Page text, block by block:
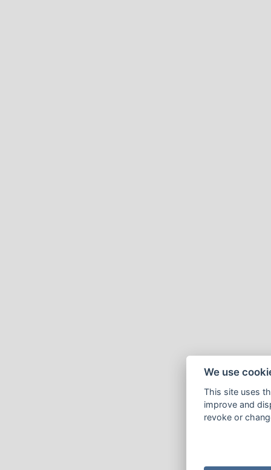
We use
This site uses
improve and
revoke or